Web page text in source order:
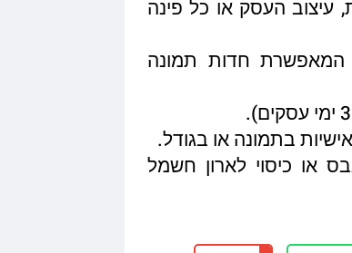
עיצוב העסק או כל פינה
איכות הדפסה מגיעה עד 2400DPI המאפשרת חדות תמונה
בתמונה או בגודל.
או כיסוי לארון חשמל